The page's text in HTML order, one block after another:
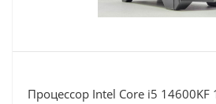
Процессор Intel Core i5 14600KF